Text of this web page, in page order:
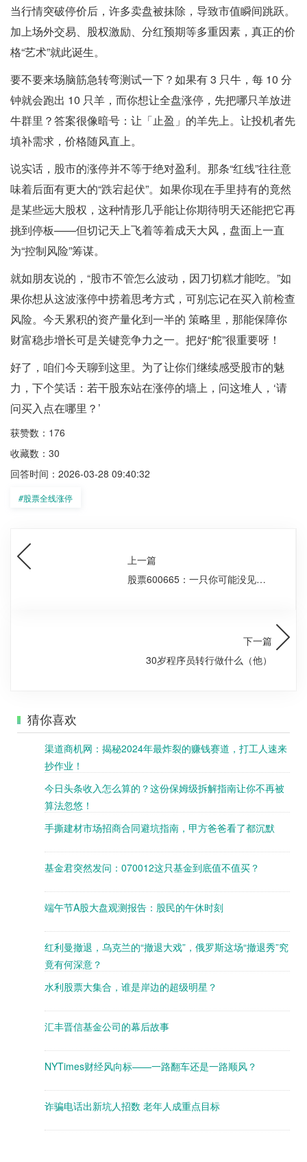
当行情突破停价后，许多卖盘被抹除，导致市值瞬间跳跃。
加上场外交易、股权激励、分红预期等多重因素，真正的价
格“艺术”就此诞生。
要不要来场脑筋急转弯测试一下？如果有 3 只牛，每 10 分
钟就会跑出 10 只羊，而你想让全盘涨停，先把哪只羊放进
牛群里？答案很像暗号：让「止盈」的羊先上。让投机者先
填补需求，价格随风直上。
说实话，股市的涨停并不等于绝对盈利。那条“红线”往往意
味着后面有更大的“跌宕起伏”。如果你现在手里持有的竟然
是某些远大股权，这种情形几乎能让你期待明天还能把它再
挑到停板——但切记天上飞着等着成天大风，盘面上一直
为“控制风险”筹谋。
就如朋友说的，“股市不管怎么波动，因刀切糕才能吃。”如
果你想从这波涨停中捞着思考方式，可别忘记在买入前检查
风险。今天累积的资产量化到一半的 策略里，那能保障你
财富稳步增长可是关键竞争力之一。把好“舵”很重要呀！
好了，咱们今天聊到这里。为了让你们继续感受股市的魅
力，下个笑话：若干股东站在涨停的墙上，问这堆人，‘请
问买入点在哪里？’
获赞数：176
收藏数：30
回答时间：2026-03-28 09:40:32
#股票全线涨停
上一篇
股票600665：一只你可能没见过
下一篇
30岁程序员转行做什么（他）
猜你喜欢
渠道商机网：揭秘2024年最炸裂的赚钱赛道，打工人速来
抄作业！
今日头条收入怎么算的？这份保姆级拆解指南让你不再被
算法忽悠！​
手撕建材市场招商合同避坑指南，甲方爸爸看了都沉默
基金君突然发问：070012这只基金到底值不值买？
端午节A股大盘观测报告：股民的午休时刻
红利曼撤退，乌克兰的“撤退大戏”，俄罗斯这场“撤退秀”究
竟有何深意？
水利股票大集合，谁是岸边的超级明星？
汇丰晋信基金公司的幕后故事
NYTimes财经风向标——一路翻车还是一路顺风？
诈骗电话出新坑人招数 老年人成重点目标